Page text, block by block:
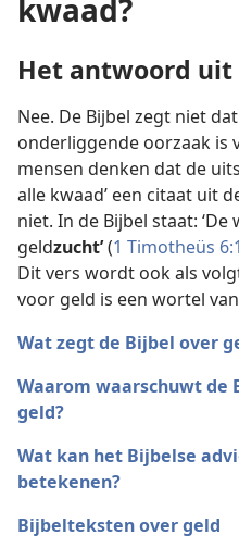
kwaad?
Het antwoord uit
Nee. De Bijbel zegt niet
onderliggende oorzaak is
mensen denken dat de
alle kwaad’ een citaat uit
niet. In de Bijbel staat:
geldzucht’(1 Timotheüs
Dit vers wordt ook als
voor geld is een wortel
Wat zegt de Bijbel over
Waarom waarschuwt de
geld?
Wat kan het Bijbelse
betekenen?
Bijbelteksten over geld